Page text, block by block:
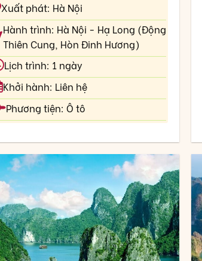
Xuất phát: Hà Nội
Hành trình: Hà Nội - Hạ Long (Động
Thiên Cung, Hòn Đinh Hương)
Lịch trình: 1 ngày
Khởi hành: Liên hệ
Phương tiện: Ô tô